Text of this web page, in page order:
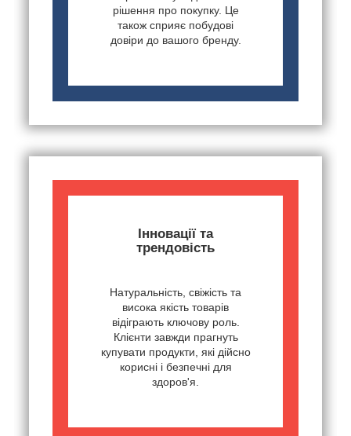
рішення про покупку. Це
також сприяє побудові
довіри до вашого бренду.
Інновації та
трендовість
Натуральність, свіжість та
висока якість товарів
відіграють ключову роль.
Клієнти завжди прагнуть
купувати продукти, які дійсно
корисні і безпечні для
здоров'я.